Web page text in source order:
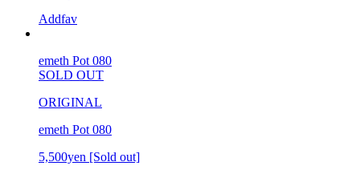
Addfav
emeth Pot 080
SOLD OUT
ORIGINAL
emeth Pot 080
5,500yen [Sold out]